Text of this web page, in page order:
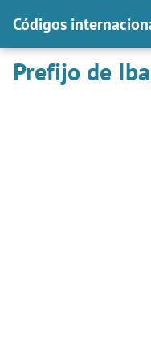
Códigos
Prefijo de